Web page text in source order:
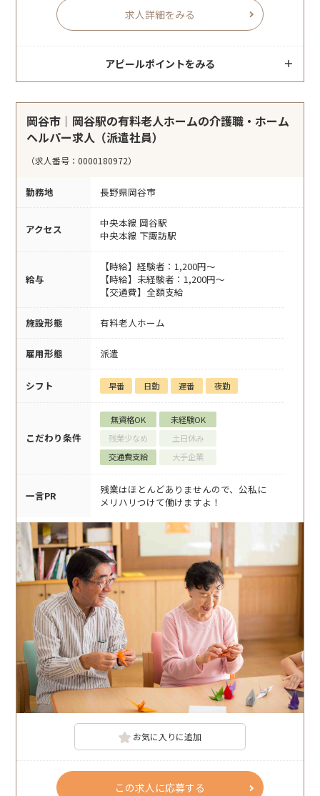
求人詳細をみる
アピールポイントをみる
岡谷市｜岡谷駅の有料老人ホームの介護職・ホーム
ヘルパー求人（派遣社員）
（求人番号：0000180972）
勤務地 長野県岡谷市
アクセス
中央本線 岡谷駅
中央本線 下諏訪駅
給与
【時給】経験者：1,200円～
【時給】未経験者：1,200円～
【交通費】全額支給
施設形態 有料老人ホーム
雇用形態 派遣
シフト 早番 日勤 遅番 夜勤
こだわり条件
無資格OK
未経験OK
残業少なめ
土日休み
交通費支給
大手企業
一言PR
残業はほとんどありませんので、公私に
メリハリつけて働けますよ！
お気に入りに追加
この求人に応募する